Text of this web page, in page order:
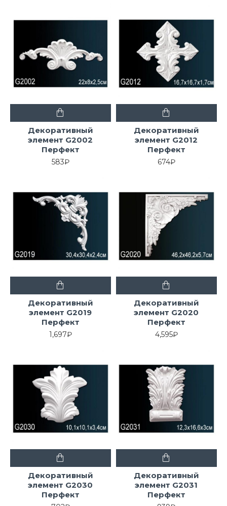
Декоративный
элемент G2002
Перфект
583₽
Декоративный
элемент G2012
Перфект
674₽
Декоративный
элемент G2019
Перфект
1,697₽
Декоративный
элемент G2020
Перфект
4,595₽
Декоративный
элемент G2030
Перфект
Декоративный
элемент G2031
Перфект